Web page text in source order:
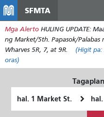
SFMTA
Mga Alerto HULING UPDATE:
ng Market/5th. Papasok/Palabas
Wharves 5R, 7, at 9R.
(Higit pa:
oras)